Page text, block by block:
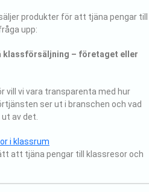
produkter för att tjäna pengar till
upp:
klassförsäljning – företaget eller
vill vi vara transparenta med hur
ser ut i branschen och vad
av det.
att tjäna pengar till klassresor och